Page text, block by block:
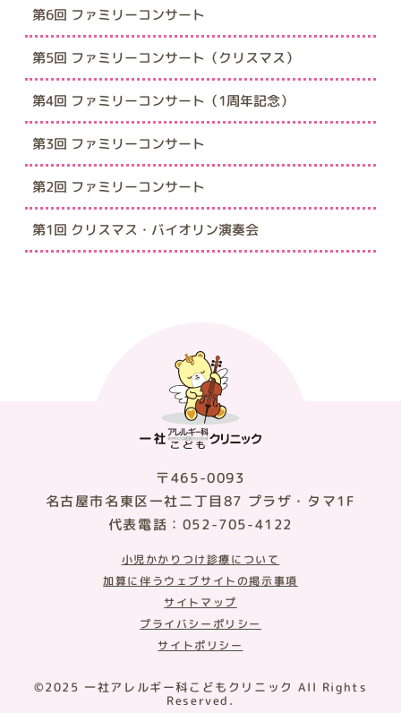
第6回 ファミリーコンサート
第5回 ファミリーコンサート（クリスマス）
第4回 ファミリーコンサート（1周年記念）
第3回 ファミリーコンサート
第2回 ファミリーコンサート
第1回 クリスマス・バイオリン演奏会
〒465-0093
名古屋市名東区一社二丁目87 プラザ・タマ1F
代表電話：052-705-4122
小児かかりつけ診療について
加算に伴うウェブサイトの掲示事項
サイトマップ
プライバシーポリシー
サイトポリシー
©2025 一社アレルギー科こどもクリニック All Rights
Reserved.